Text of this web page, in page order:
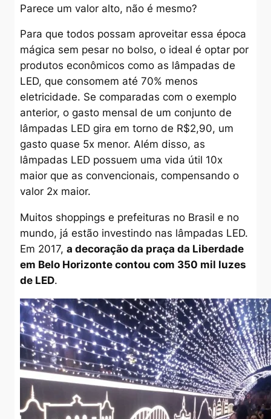
Parece um valor alto, não é mesmo?
Para que todos possam aproveitar essa época
mágica sem pesar no bolso, o ideal é optar por
produtos econômicos como as lâmpadas de
LED, que consomem até 70% menos
eletricidade. Se comparadas com o exemplo
anterior, o gasto mensal de um conjunto de
lâmpadas LED gira em torno de R$2,90, um
gasto quase 5x menor. Além disso, as
lâmpadas LED possuem uma vida útil 10x
maior que as convencionais, compensando o
valor 2x maior.
Muitos shoppings e prefeituras no Brasil e no
mundo, já estão investindo nas lâmpadas LED.
Em 2017, a decoração da praça da Liberdade
em Belo Horizonte contou com 350 mil luzes
de LED.